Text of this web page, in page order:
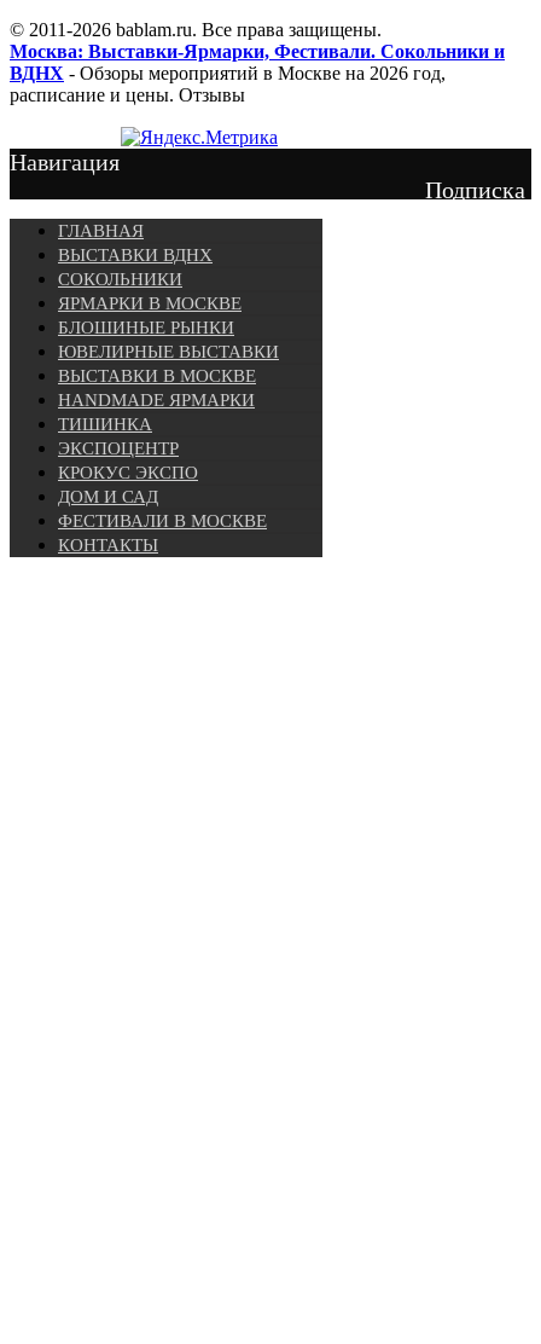
© 2011-2026 bablam.ru. Все права защищены.
Москва: Выставки-Ярмарки, Фестивали. Сокольники и
ВДНХ - Обзоры мероприятий в Москве на 2026 год,
расписание и цены. Отзывы
Навигация
Подписка
ГЛАВНАЯ
ВЫСТАВКИ ВДНХ
СОКОЛЬНИКИ
ЯРМАРКИ В МОСКВЕ
БЛОШИНЫЕ РЫНКИ
ЮВЕЛИРНЫЕ ВЫСТАВКИ
ВЫСТАВКИ В МОСКВЕ
HANDMADE ЯРМАРКИ
ТИШИНКА
ЭКСПОЦЕНТР
КРОКУС ЭКСПО
ДОМ И САД
ФЕСТИВАЛИ В МОСКВЕ
КОНТАКТЫ